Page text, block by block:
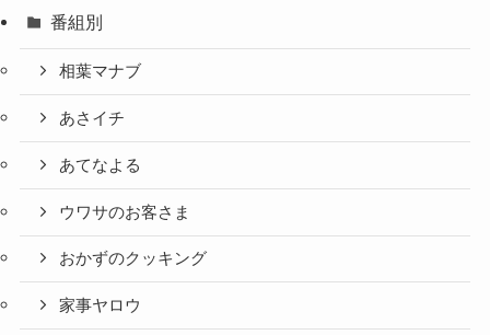
番組別
相葉マナブ
あさイチ
あてなよる
ウワサのお客さま
おかずのクッキング
家事ヤロウ